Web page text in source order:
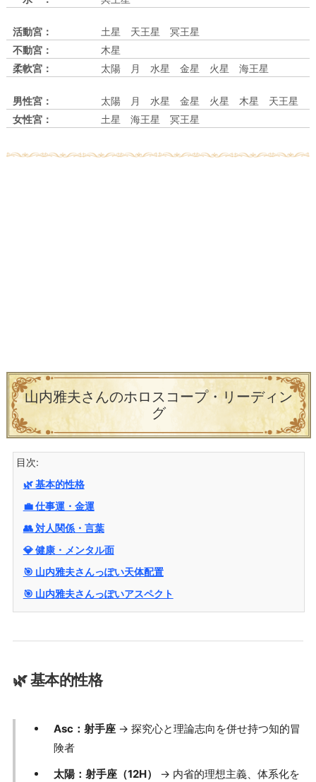
活動宮：
土星 天王星 冥王星
不動宮：
木星
柔軟宮：
太陽 月 水星 金星 火星 海王星
男性宮：
太陽 月 水星 金星 火星 木星 天王星
女性宮：
土星 海王星 冥王星
山内雅夫さんのホロスコープ・リーディン
グ
目次:
🌿 基本的性格
💼 仕事運・金運
👥 対人関係・言葉
💎 健康・メンタル面
🎯 山内雅夫さんっぽい天体配置
🎯 山内雅夫さんっぽいアスペクト
🌿 基本的性格
Asc：射手座→ 探究心と理論志向を併せ持つ知的冒
険者
太陽：射手座（12H）
→ 内省的理想主義、体系化を